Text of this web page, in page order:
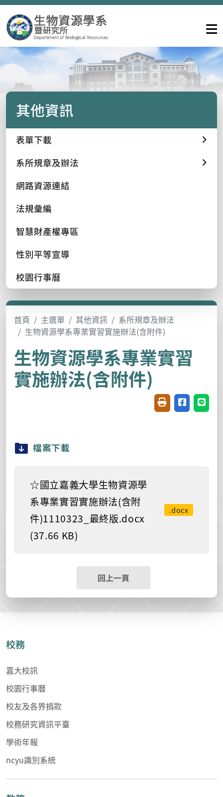
其他資訊
表單下載
系所規章及辦法
網路資源連結
法規彙編
智慧財產權專區
性別平等宣導
校園行事曆
首頁 主選單 其他資訊
系所規章及辦法
生物資源學系專業實習實施辦法(含附件)
生物資源學系專業實習
實施辦法(含附件)
友善列印(開新視
分享至臉書
分享
檔案下載
☆國立嘉義大學生物資源學
系專業實習實施辦法(含附
件)1110323_最終版.docx
(37.66 KB)
.docx
回上一頁
校務
嘉大校訊
校園行事曆
校友及各界捐款
校務研究資訊平臺
學術年報
ncyu識別系統